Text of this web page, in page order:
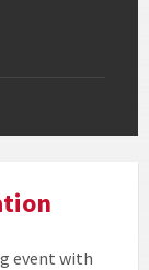
event with